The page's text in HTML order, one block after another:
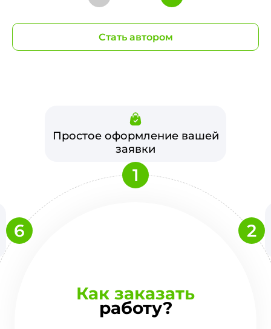
Стать автором
Как заказать
работу?
Простое оформление вашей
заявки
1
2
6